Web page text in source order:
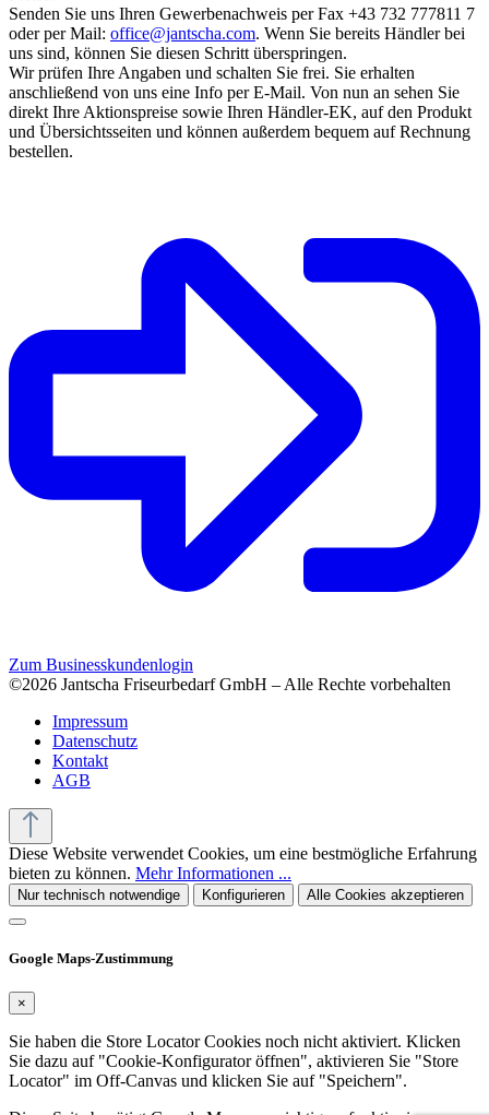
Senden Sie uns Ihren Gewerbenachweis per Fax +43 732 777811 7
oder per Mail: office@jantscha.com. Wenn Sie bereits Händler bei
uns sind, können Sie diesen Schritt überspringen.
Wir prüfen Ihre Angaben und schalten Sie frei. Sie erhalten
anschließend von uns eine Info per E-Mail. Von nun an sehen Sie
direkt Ihre Aktionspreise sowie Ihren Händler-EK, auf den Produkt
und Übersichtsseiten und können außerdem bequem auf Rechnung
bestellen.
Zum Businesskundenlogin
©2026 Jantscha Friseurbedarf GmbH – Alle Rechte vorbehalten
Impressum
Datenschutz
Kontakt
AGB
Diese Website verwendet Cookies, um eine bestmögliche Erfahrung
bieten zu können. Mehr Informationen ...
Nur technisch notwendige Konfigurieren Alle Cookies akzeptieren
Google Maps-Zustimmung
×
Sie haben die Store Locator Cookies noch nicht aktiviert. Klicken
Sie dazu auf "Cookie-Konfigurator öffnen", aktivieren Sie "Store
Locator" im Off-Canvas und klicken Sie auf "Speichern".